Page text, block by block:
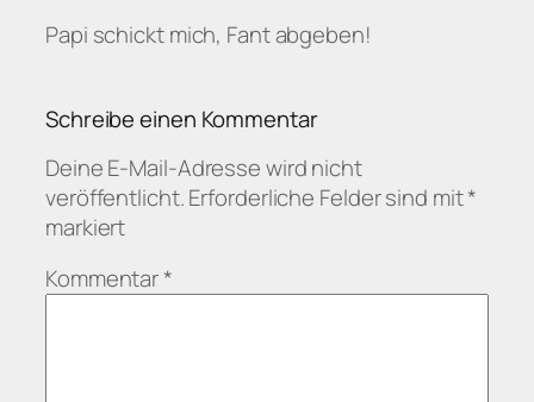
Papi schickt mich, Fant abgeben!
Schreibe einen Kommentar
Deine E-Mail-Adresse wird nicht
veröffentlicht.Erforderliche Felder sind mit*
markiert
Kommentar*